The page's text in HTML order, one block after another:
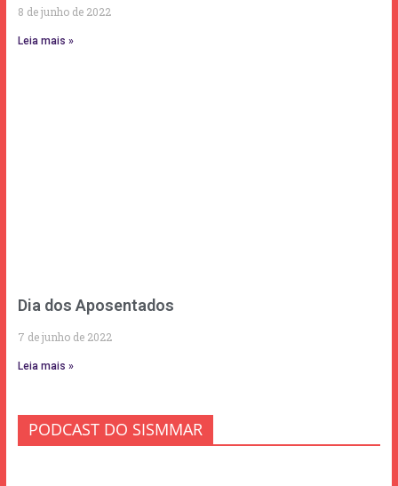
8 de junho de 2022
Leia mais »
Dia dos Aposentados
7 de junho de 2022
Leia mais »
PODCAST DO SISMMAR